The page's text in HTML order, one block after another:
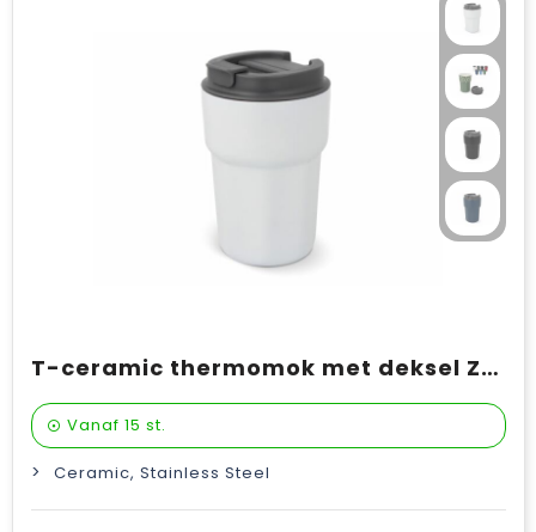
T-ceramic thermomok met deksel Zambezi 350ml
Vanaf 15 st.
Ceramic, Stainless Steel